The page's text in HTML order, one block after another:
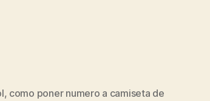
, como poner numero a camiseta de